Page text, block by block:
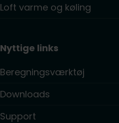
Loft varme og køling
Nyttige links
Beregningsværktøj
Downloads
Support